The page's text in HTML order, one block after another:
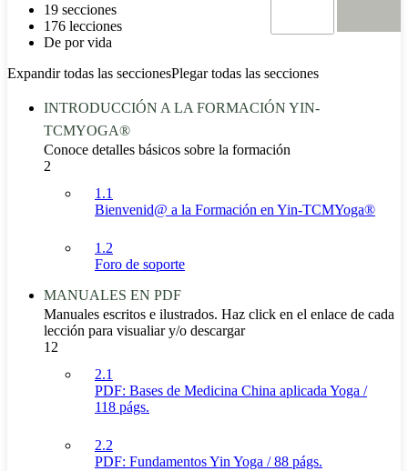
19 secciones
176 lecciones
De por vida
Expandir todas las seccionesPlegar todas las secciones
INTRODUCCIÓN A LA FORMACIÓN YIN-
TCMYOGA®
Conoce detalles básicos sobre la formación
2
1.1
Bienvenid@ a la Formación en Yin-TCMYoga®
1.2
Foro de soporte
MANUALES EN PDF
Manuales escritos e ilustrados. Haz click en el enlace de cada
lección para visualiar y/o descargar
12
2.1
PDF: Bases de Medicina China aplicada Yoga /
118 págs.
2.2
PDF: Fundamentos Yin Yoga / 88 págs.